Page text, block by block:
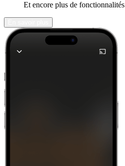
Et encore plus de fonctionnalités